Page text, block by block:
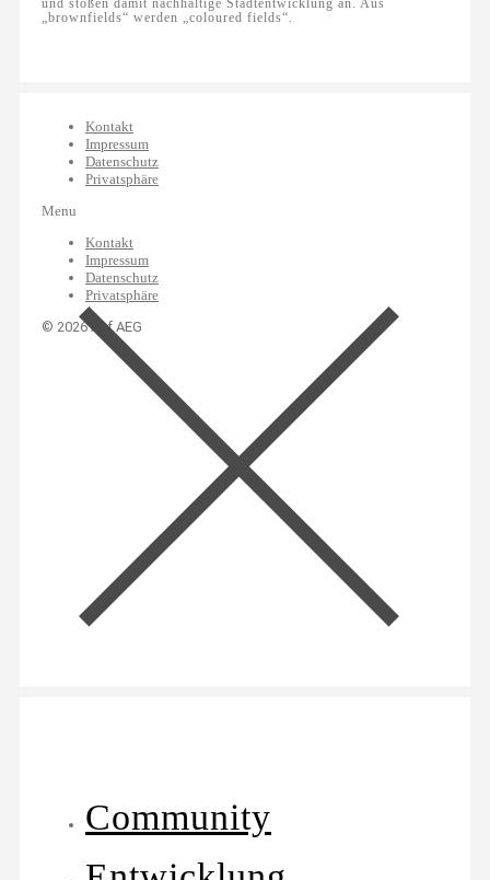
„brownfields“ werden „coloured fields“.
Kontakt
Impressum
Datenschutz
Privatsphäre
Menu
Kontakt
Impressum
Datenschutz
Privatsphäre
© 2026 Auf AEG
Community